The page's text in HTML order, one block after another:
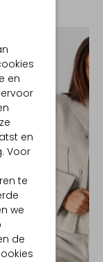
en
en
Voor
te
we
de